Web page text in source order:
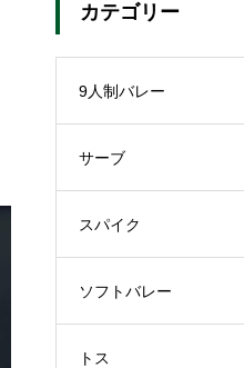
カテゴリー
9人制バレー
サーブ
スパイク
ソフトバレー
トス